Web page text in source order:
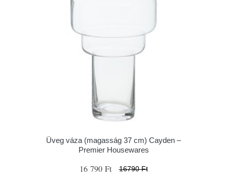
Üveg váza (magasság 37 cm) Cayden –
Premier Housewares
16 790 Ft 16790 Ft